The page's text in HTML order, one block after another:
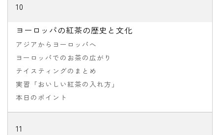
10
ヨーロッパの紅茶の歴史と文化
アジアからヨーロッパへ
ヨーロッパでのお茶の広がり
テイスティングのまとめ
実習「おいしい紅茶の入れ方」
本日のポイント
11